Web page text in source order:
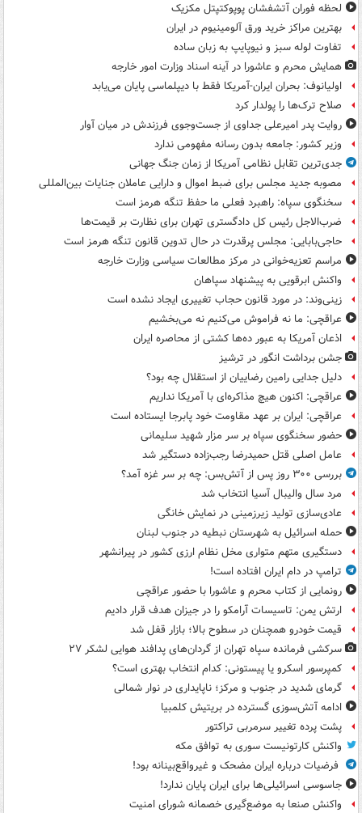
لحظه فوران آتشفشان پوپوکتپتل مکزیک
بهترین مراکز خرید ورق آلومینیوم در ایران
تفاوت لوله سبز و نیوپایپ به زبان ساده
همایش محرم و عاشورا در آینه اسناد وزارت امور خارجه
اولیانوف: بحران ایران-آمریکا فقط با دیپلماسی پایان می‌یابد
صلاح ترک‌ها را پولدار کرد
روایت پدر امیرعلی جداوی از جست‌وجوی فرزندش در میان آوار
وزیر کشور: جامعه بدون رسانه مفهومی ندارد
جدی‌ترین تقابل نظامی آمریکا از زمان جنگ جهانی
مصوبه جدید مجلس برای ضبط اموال و دارایی عاملان جنایات بین‌المللی
سخنگوی سپاه: راهبرد فعلی ما حفظ تنگه هرمز است
ضرب‌الاجل رئیس کل دادگستری تهران برای نظارت بر قیمت‌ها
حاجی‌بابایی: مجلس پرقدرت در حال تدوین قانون تنگه هرمز است
مراسم تعزیه‌خوانی در مرکز مطالعات سیاسی وزارت خارجه
واکنش ابرقویی به پیشنهاد سپاهان
زینی‌وند: در مورد قانون حجاب تغییری ایجاد نشده است
عراقچی: ما نه فراموش می‌کنیم نه می‌بخشیم
اذعان آمریکا به عبور ده‌ها کشتی از محاصره ایران
جشن برداشت انگور در ترشیز
دلیل جدایی رامین رضاییان از استقلال چه بود؟
عراقچی: اکنون هیچ مذاکره‌ای با آمریکا نداریم
عراقچی: ایران بر عهد مقاومت خود پابرجا ایستاده است
حضور سخنگوی سپاه بر سر مزار شهید سلیمانی
عامل اصلی قتل حمیدرضا رجب‌زاده دستگیر شد
بررسی ۳۰۰ روز پس از آتش‌بس: چه بر سر غزه آمد؟
مرد سال والیبال آسیا انتخاب شد
عادی‌سازی تولید زیرزمینی در نمایش خانگی
حمله اسرائیل به شهرستان نبطیه در جنوب لبنان
دستگیری متهم متواری مخل نظام ارزی کشور در پیرانشهر
ترامپ در دام ایران افتاده است!
رونمایی از کتاب محرم و عاشورا با حضور عراقچی
ارتش یمن: تاسیسات آرامکو را در جیزان هدف قرار دادیم
قیمت خودرو همچنان در سطوح بالا؛ بازار قفل شد
سرکشی فرمانده سپاه تهران از گردان‌های پدافند هوایی لشکر ۲۷
کمپرسور اسکرو یا پیستونی: کدام انتخاب بهتری است؟
گرمای شدید در جنوب و مرکز؛ ناپایداری در نوار شمالی
ادامه آتش‌سوزی گسترده در بریتیش کلمبیا
پشت پرده تغییر سرمربی تراکتور
واکنش کارتونیست سوری به توافق مکه
فرضیات درباره ایران مضحک و غیرواقع‌بینانه بود!
جاسوسی اسرائیلی‌ها برای ایران پایان ندارد!
واکنش صنعا به موضع‌گیری خصمانه شورای امنیت